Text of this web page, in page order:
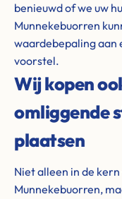
benieuwd of we uw
Munnekebuorren
waardebepaling aan
voorstel.
Wij kopen
omliggende
plaatsen
Niet alleen in de
Munnekebuorren,